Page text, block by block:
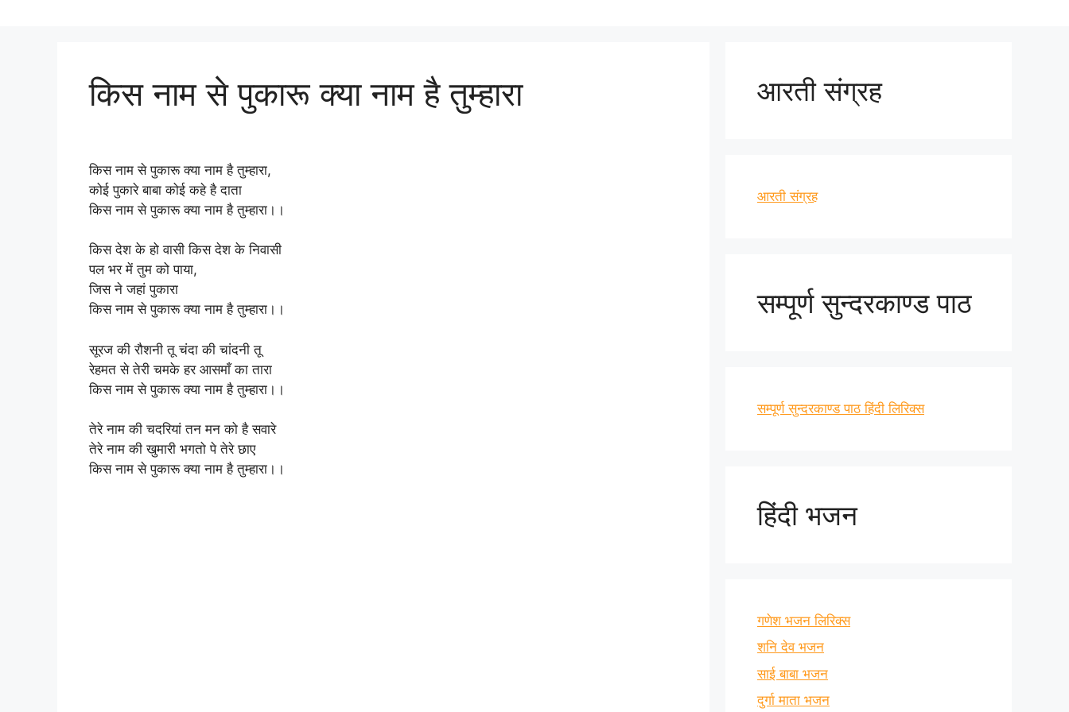
किस नाम से पुकारू क्या नाम है तुम्हारा
किस नाम से पुकारू क्या नाम है तुम्हारा,
कोई पुकारे बाबा कोई कहे है दाता
किस नाम से पुकारू क्या नाम है तुम्हारा।।
किस देश के हो वासी किस देश के निवासी
पल भर में तुम को पाया,
जिस ने जहां पुकारा
किस नाम से पुकारू क्या नाम है तुम्हारा।।
सूरज की रौशनी तू चंदा की चांदनी तू
रेहमत से तेरी चमके हर आसमाँ का तारा
किस नाम से पुकारू क्या नाम है तुम्हारा।।
तेरे नाम की चदरियां तन मन को है सवारे
तेरे नाम की खुमारी भगतो पे तेरे छाए
किस नाम से पुकारू क्या नाम है तुम्हारा।।
आरती संग्रह
आरती संग्रह
सम्पूर्ण सुन्दरकाण्ड पाठ
सम्पूर्ण सुन्दरकाण्ड पाठ हिंदी लिरिक्स
हिंदी भजन
गणेश भजन लिरिक्स
शनि देव भजन
साई बाबा भजन
दुर्गा माता भजन